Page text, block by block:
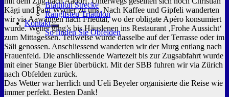
Biathlon Strecke
Ranglisten Triathlon
Kontakt
Untermenü
anzeigen
So finden Sie Obfelden
Kägi und Paul Wydler zu uns. Nach Kaffee und Gipfeli wanderten
wir via Aawangen nach Friedtal, wo der obligate Apéro konsumiert
wurde. Weiter ging’s bis Häuslenen ins Restaurant ‚Frohe Aussicht‘
zum Mittagessen. Teilweise wurde dasselbe auf der Terrasse oder im
Säli genossen. Anschliessend wanderten wir der Murg entlang nach
Frauenfeld. Die anschliessende Wartezeit bis zur Zugsabfahrt wurde
mit einer Stange Bier überbückt. Mit der SBB fuhren wir via Zürich
nach Obfelden zurück.
Das Wetter war herrlich und Ueli Beyeler organisierte die Reise wie
immer perfekt. Besten Dank!